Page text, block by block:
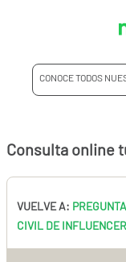
CONOCE TODOS
Consulta online
VUELVE A:
CIVIL DE